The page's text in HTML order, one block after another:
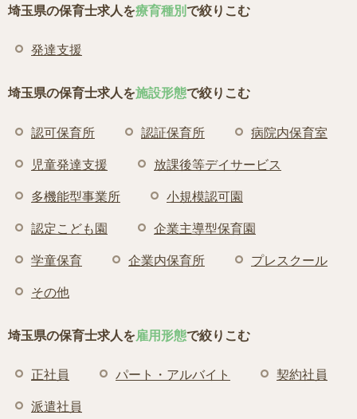
埼玉県の保育士求人を療育種別で絞りこむ
発達支援
埼玉県の保育士求人を施設形態で絞りこむ
認可保育所 認証保育所 病院内保育室
児童発達支援 放課後等デイサービス
多機能型事業所 小規模認可園
認定こども園 企業主導型保育園
学童保育 企業内保育所 プレスクール
その他
埼玉県の保育士求人を雇用形態で絞りこむ
正社員 パート・アルバイト 契約社員
派遣社員